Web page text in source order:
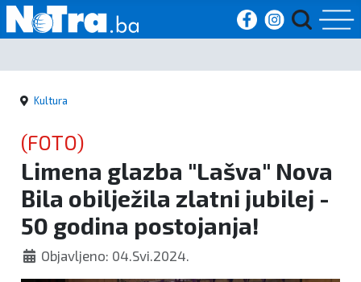
Početna
Vijesti
Sport
Kultura
Crna
kronika
Kultura
(FOTO)
Limena glazba "Lašva" Nova
Bila obilježila zlatni jubilej -
50 godina postojanja!
Objavljeno: 04.Svi.2024.